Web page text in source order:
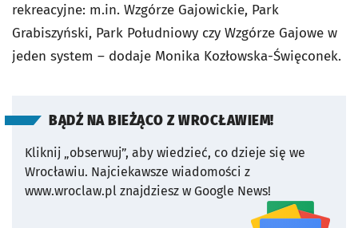
rekreacyjne: m.in. Wzgórze Gajowickie, Park
Grabiszyński, Park Południowy czy Wzgórze Gajowe w
jeden system – dodaje Monika Kozłowska-Święconek.
BĄDŹ NA BIEŻĄCO Z WROCŁAWIEM!
Kliknij „obserwuj”, aby wiedzieć, co dzieje się we
Wrocławiu. Najciekawsze wiadomości z
www.wroclaw.pl znajdziesz w Google News!